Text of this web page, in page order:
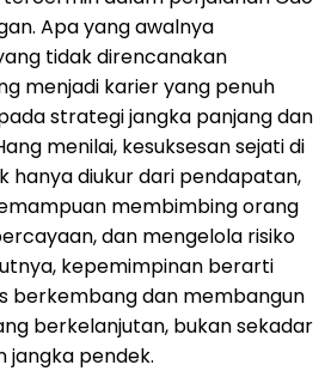
Apa yang awalnya
tidak direncanakan
menjadi karier yang penuh
strategi jangka panjang dan
menilai, kesuksesan sejati di
hanya diukur dari pendapatan,
membimbing orang
dan mengelola risiko
kepemimpinan berarti
berkembang dan membangun
berkelanjutan, bukan sekadar
jangka pendek.